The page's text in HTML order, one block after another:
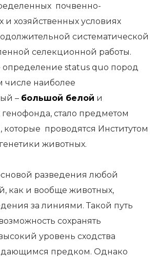
почвенно-
и хозяйственных условиях
систематической
селекционной работы.
определение status quo пород
числе наиболее
– большой белой и
стало предметом
которые проводятся Институтом
животных.
разведения любой
как и вообще животных,
за линиями. Такой путь
сохранять
уровень сходства
предком. Однако